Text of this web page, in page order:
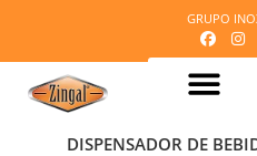
GRUPO
DISPENSADOR DE